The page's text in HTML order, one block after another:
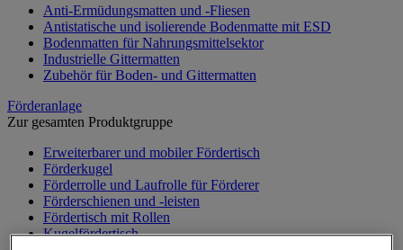
Anti-Ermüdungsmatten und -Fliesen
Antistatische und isolierende Bodenmatte mit ESD
Bodenmatten für Nahrungsmittelsektor
Industrielle Gittermatten
Zubehör für Boden- und Gittermatten
Förderanlage
Zur gesamten Produktgruppe
Erweiterbarer und mobiler Fördertisch
Förderkugel
Förderrolle und Laufrolle für Förderer
Förderschienen und -leisten
Fördertisch mit Rollen
Kugelfördertisch